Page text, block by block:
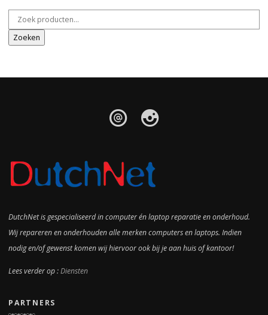
Zoeken naar:
Zoeken
DutchNet is gespecialiseerd in computer én laptop reparatie en onderhoud.
Wij repareren en onderhouden alle merken computers en laptops. Indien
nodig en/of gewenst komen wij hiervoor ook bij je aan huis of kantoor!
Lees verder op :Diensten
PARTNERS